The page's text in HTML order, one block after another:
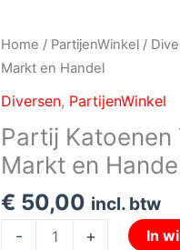
Home / PartijenWinkel /
Markt en Handel
Diversen, PartijenWinkel
Partij
Markt en
€ 50,00 incl. btw
-
Partij
Katoenen
T-
bags
Markt
+ In